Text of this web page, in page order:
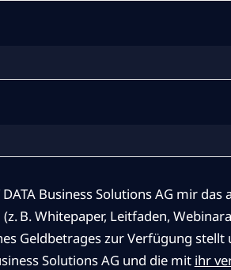
Business Solutions AG mir
B. Whitepaper, Leitfaden,
Geldbetrages zur Verfügung stellt
Solutions AG und die mit ihr